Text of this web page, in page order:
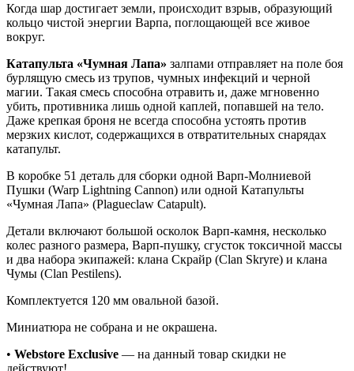
Когда шар достигает земли, происходит взрыв, образующий
кольцо чистой энергии Варпа, поглощающей все живое
вокруг.
Катапульта «Чумная Лапа» залпами отправляет на поле боя
бурлящую смесь из трупов, чумных инфекций и черной
магии. Такая смесь способна отравить и, даже мгновенно
убить, противника лишь одной каплей, попавшей на тело.
Даже крепкая броня не всегда способна устоять против
мерзких кислот, содержащихся в отвратительных снарядах
катапульт.
В коробке 51 деталь для сборки одной Варп-Молниевой
Пушки (Warp Lightning Cannon) или одной Катапульты
«Чумная Лапа» (Plagueclaw Catapult).
Детали включают большой осколок Варп-камня, несколько
колес разного размера, Варп-пушку, сгусток токсичной массы
и два набора экипажей: клана Скрайр (Clan Skryre) и клана
Чумы (Clan Pestilens).
Комплектуется 120 мм овальной базой.
Миниатюра не собрана и не окрашена.
• Webstore Exclusive — на данный товар скидки не
действуют!